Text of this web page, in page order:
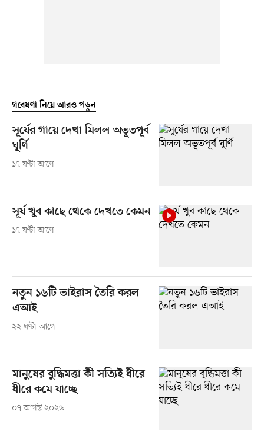
গবেষণা নিয়ে আরও পড়ুন
সূর্যের গায়ে দেখা মিলল অভূতপূর্ব
ঘূর্ণি
১৭ ঘণ্টা আগে
সূর্য খুব কাছে থেকে দেখতে কেমন
১৭ ঘণ্টা আগে
নতুন ১৬টি ভাইরাস তৈরি করল
এআই
২২ ঘণ্টা আগে
মানুষের বুদ্ধিমত্তা কী সত্যিই ধীরে
ধীরে কমে যাচ্ছে
০৭ আগস্ট ২০২৬